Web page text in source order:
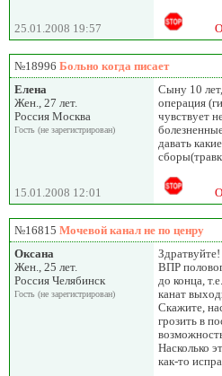
25.01.2008 19:57
№18996 Больно когда писает
Елена
Жен., 27 лет.
Россия Москва
Гость (не зарегистрирован)
Сыну 10
операция
чувствует
давать
15.01.2008 12:01
№16815 Мочевой канал не по ценру
Оксана
Жен., 25 лет.
Россия Челябинск
Гость (не зарегистрирован)
ВПР
до конца,
канат
Скажите,
грозить в
Насколько
как-то